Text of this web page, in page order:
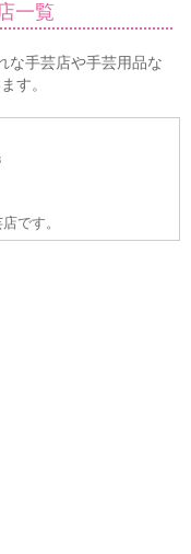
一覧
な手芸店や手芸用品な
す。
です。